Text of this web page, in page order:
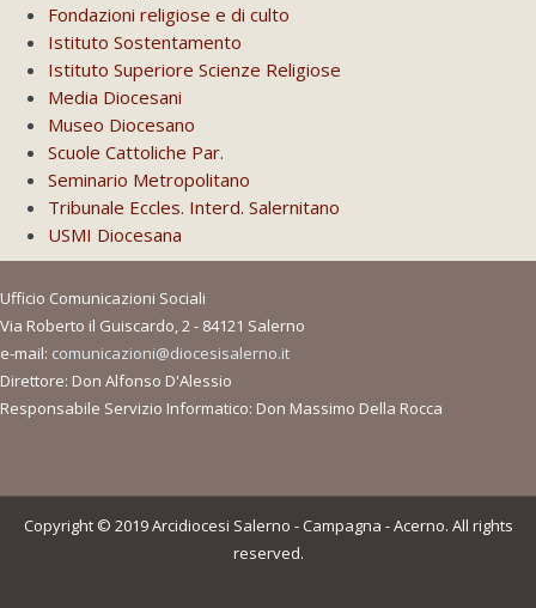
Fondazioni religiose e di culto
Istituto Sostentamento
Istituto Superiore Scienze Religiose
Media Diocesani
Museo Diocesano
Scuole Cattoliche Par.
Seminario Metropolitano
Tribunale Eccles. Interd. Salernitano
USMI Diocesana
Ufficio Comunicazioni Sociali
Via Roberto il Guiscardo, 2 - 84121 Salerno
e-mail: comunicazioni@diocesisalerno.it
Direttore: Don Alfonso D'Alessio
Responsabile Servizio Informatico: Don Massimo Della Rocca
Copyright © 2019 Arcidiocesi Salerno - Campagna - Acerno. All rights
reserved.